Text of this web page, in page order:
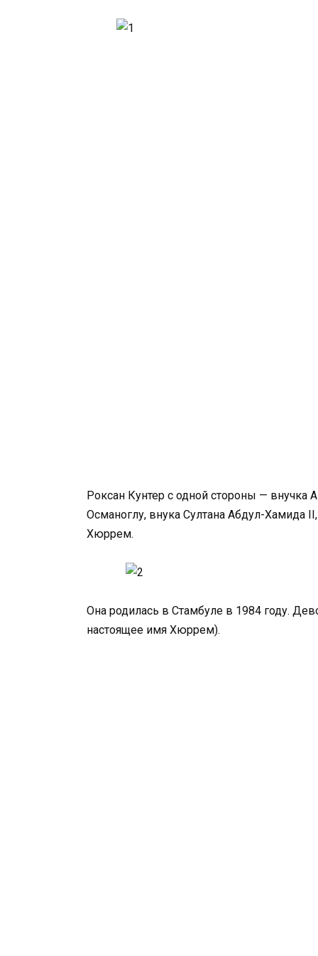
Роксан Кунтер с одной стороны —
Османоглу, внука Султана Абдул-Хамида
Хюррем.
Она родилась в Стамбуле в 1984 году.
настоящее имя Хюррем).